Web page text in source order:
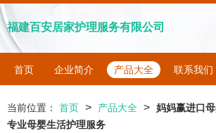
福建百安居家护理服务有限公司
首页 企业简介 产品大全 联系我们
当前位置： 首页 > 产品大全 > 妈妈赢进口
专业母婴生活护理服务